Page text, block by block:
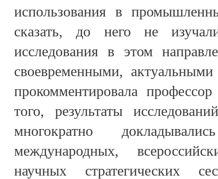
использования в
сказать, до него не
исследования в этом
своевременными,
прокомментировала
того, результаты
многократно
международных,
научных стратегических